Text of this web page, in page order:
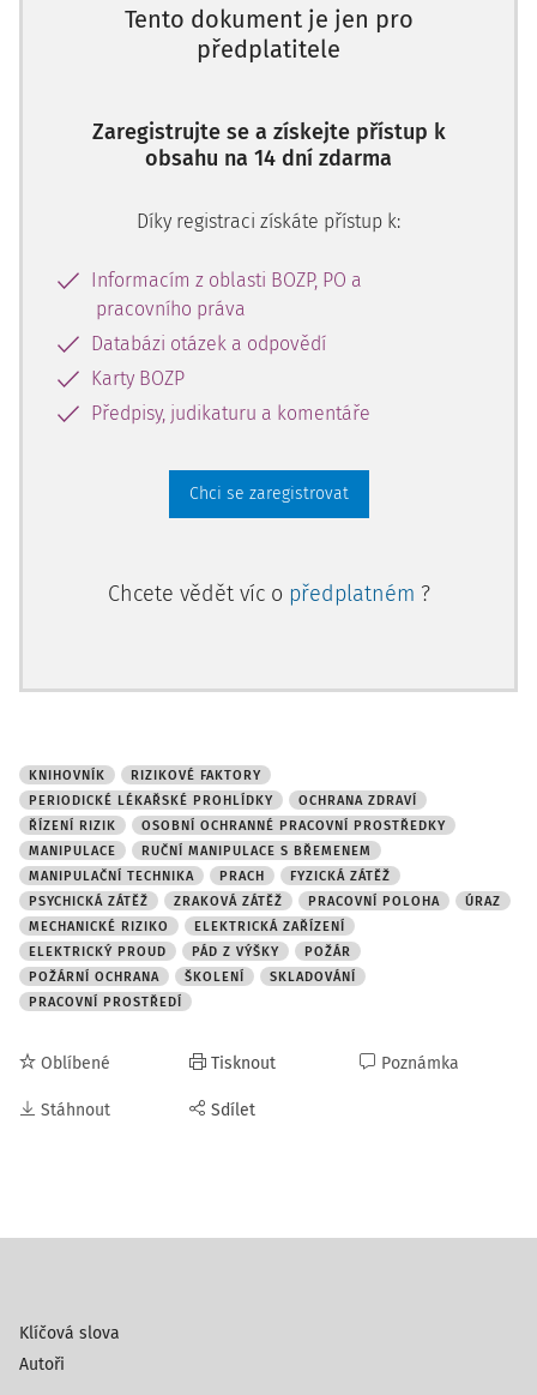
speciálních dokumentů a vzácných tisků.
Tento dokument je jen pro
předplatitele
Zaregistrujte se a získejte přístup k
obsahu na 14 dní zdarma
Díky registraci získáte přístup k:
Informacím z oblasti BOZP, PO a
pracovního práva
Databázi otázek a odpovědí
Karty BOZP
Předpisy, judikaturu a komentáře
Chci se zaregistrovat
Chcete vědět víc o předplatném ?
KNIHOVNÍK
RIZIKOVÉ FAKTORY
PERIODICKÉ LÉKAŘSKÉ PROHLÍDKY
OCHRANA ZDRAVÍ
ŘÍZENÍ RIZIK
OSOBNÍ OCHRANNÉ PRACOVNÍ PROSTŘEDKY
MANIPULACE
RUČNÍ MANIPULACE S BŘEMENEM
MANIPULAČNÍ TECHNIKA
PRACH
FYZICKÁ ZÁTĚŽ
PSYCHICKÁ ZÁTĚŽ
ZRAKOVÁ ZÁTĚŽ PRACOVNÍ POLOHA
ÚRAZ
MECHANICKÉ RIZIKO
ELEKTRICKÁ ZAŘÍZENÍ
ELEKTRICKÝ PROUD
PÁD Z VÝŠKY
POŽÁR
POŽÁRNÍ OCHRANA
ŠKOLENÍ
SKLADOVÁNÍ
PRACOVNÍ PROSTŘEDÍ
Oblíbené
Stáhnout
Tisknout
Sdílet
Poznámka
Klíčová slova
Autoři